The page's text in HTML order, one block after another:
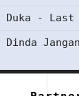
Duka -